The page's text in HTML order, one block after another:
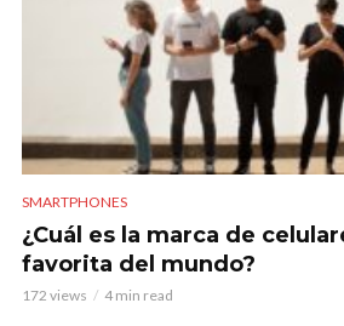
SMARTPHONES
¿Cuál es la marca de
favorita del mundo?
172 views 4 min read